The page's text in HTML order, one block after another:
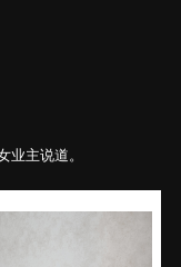
业主说道。